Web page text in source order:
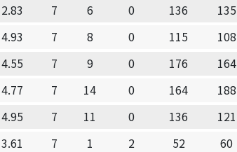
2.83 7 6 0 136 135
4.93 7 8 0 115 108
4.55 7 9 0 176 164
4.77 7 14 0 164 188
4.95 7 11 0 136 121
3.61 7 1 2 52 60